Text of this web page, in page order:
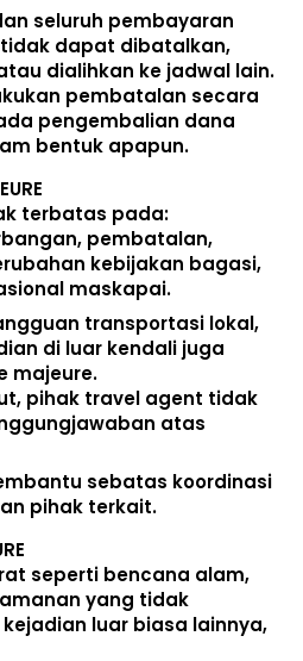
seluruh pembayaran
tidak dapat dibatalkan,
dialihkan ke jadwal lain.
pembatalan secara
pengembalian dana
bentuk apapun.
terbatas pada:
pembatalan,
kebijakan bagasi,
maskapai.
transportasi lokal,
di luar kendali juga
majeure.
pihak travel agent tidak
atas
sebatas koordinasi
pihak terkait.
seperti bencana alam,
yang tidak
luar biasa lainnya,